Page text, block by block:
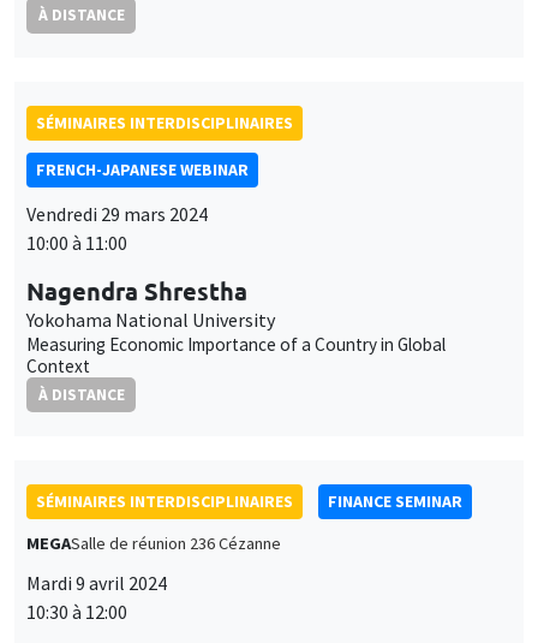
À DISTANCE
SÉMINAIRES INTERDISCIPLINAIRES
FRENCH-JAPANESE WEBINAR
Vendredi 29 mars 2024
10:00 à 11:00
Nagendra Shrestha
Yokohama National University
Measuring Economic Importance of a Country in Global
Context
À DISTANCE
SÉMINAIRES INTERDISCIPLINAIRES
FINANCE SEMINAR
MEGASalle de réunion 236 Cézanne
Mardi 9 avril 2024
10:30 à 12:00